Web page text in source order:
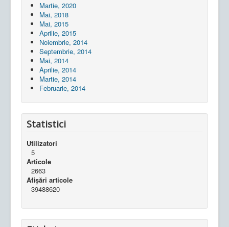
Martie, 2020
Mai, 2018
Mai, 2015
Aprilie, 2015
Noiembrie, 2014
Septembrie, 2014
Mai, 2014
Aprilie, 2014
Martie, 2014
Februarie, 2014
Statistici
Utilizatori
5
Articole
2663
Afișări articole
39488620